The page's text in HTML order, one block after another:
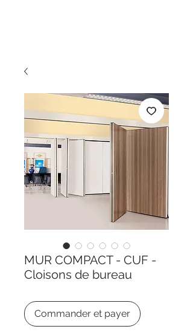
MUR COMPACT - CUF -
Cloisons de bureau
Commander et payer